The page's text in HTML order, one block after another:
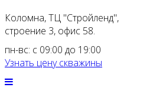
Коломна, ТЦ "Стройленд",
строение 3, офис 58.
пн-вс: с 09:00 до 19:00
Узнать цену скважины